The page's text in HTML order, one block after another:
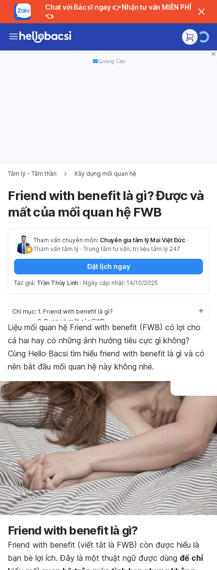
Chat với Bác sĩ ngay 👉 Nhận tư vấn MIỄN PHÍ
👈
Quảng Cáo
Tâm lý - Tâm thần Xây dựng mối quan hệ
Friend with benefit là gì? Được và
mất của mối quan hệ FWB
Tham vấn chuyên môn: Chuyên gia tâm lý Mai Việt Đức ·
Tham vấn tâm lý · Trung tâm tư vấn, trị liệu tâm lý 247
Đặt lịch ngay
Tác giả: Trần Thùy Linh · Ngày cập nhật: 14/10/2025
Chỉ mục: 1. Friend with benefit là gì?
2. Được và mất của FWB
3. Vì sao chọn FWB?
4. Bạn có nên FWB?
5. Cách giữ FWB lành mạnh
Liệu mối quan hệ Friend with benefit (FWB) có lợi cho
cả hai hay có những ảnh hưởng tiêu cực gì không?
Cùng Hello Bacsi tìm hiểu friend with benefit là gì và có
nên bắt đầu mối quan hệ này không nhé.
Friend with benefit là gì?
Friend with benefit (viết tắt là FWB) còn được hiểu là
bạn bè lợi ích. Đây là một thuật ngữ được dùng để chỉ